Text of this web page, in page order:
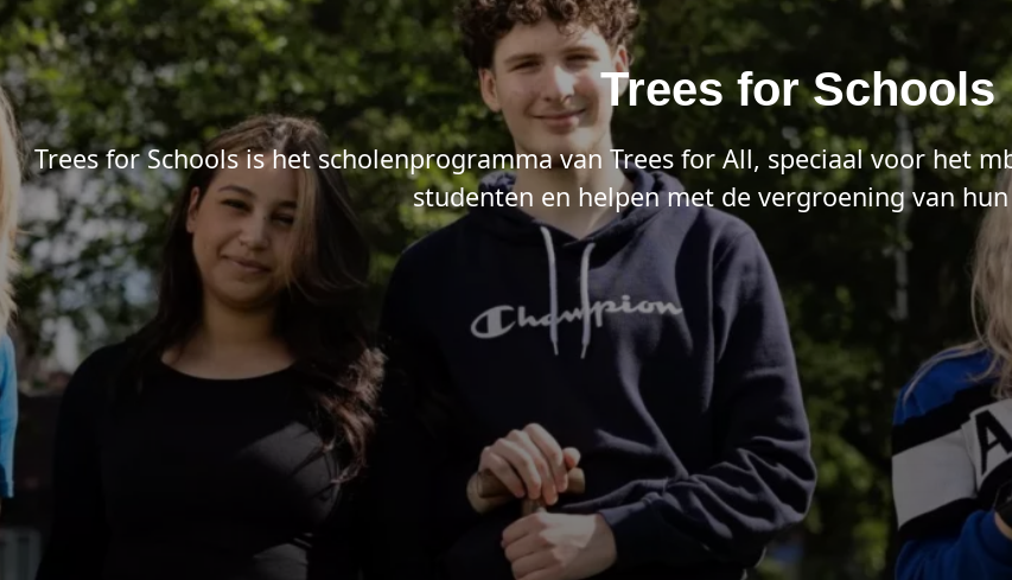
Trees for Schools
Trees for Schools is het scholenprogramma van Trees for All, speciaal voor het
studenten en helpen met de vergroening van